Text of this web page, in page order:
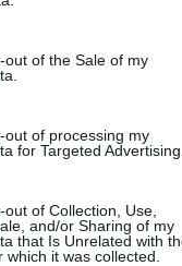
to Google and its
below specified purposes
out of the Sale of my
out of processing my
for Targeted Advertising.
of Collection, Use,
and/or Sharing of my
that Is Unrelated with
which it was collected.
még nem kezdték
közlekedés kortárs